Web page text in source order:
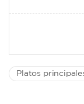
Platos